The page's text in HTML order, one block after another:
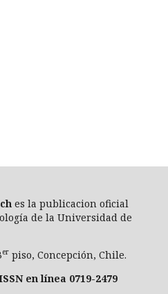
h es la publicacion oficial
de la Universidad de
er piso, Concepción, Chile.
en línea 0719-2479